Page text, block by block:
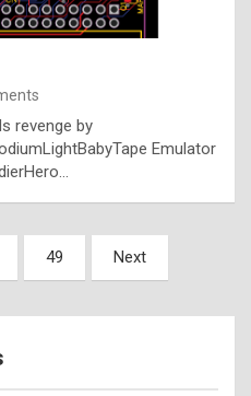
n
y
l
e
x
a
revenge by
Emulator
49 Next